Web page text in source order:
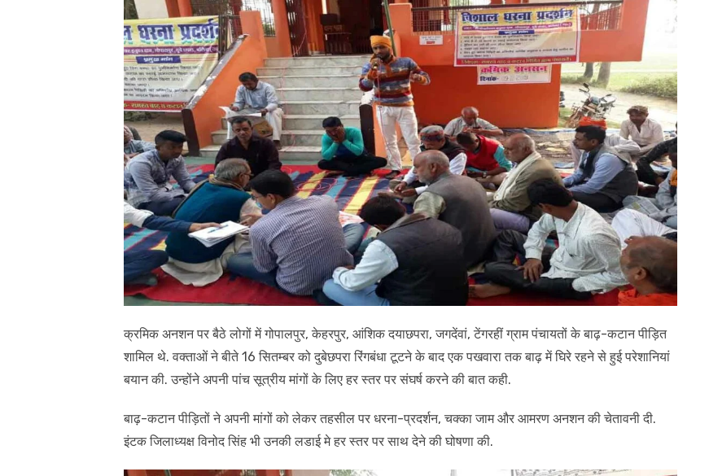
क्रमिक अनशन पर बैठे लोगों में गोपालपुर, केहरपुर, आंशिक दयाछपरा, जगदेंवां, टेंगरहीं ग्राम पंचायतों के बाढ़-कटान पीड़ित
शामिल थे. वक्ताओं ने बीते 16 सितम्बर को दुबेछपरा रिंगबंधा टूटने के बाद एक पखवारा तक बाढ़ में घिरे रहने से हुई परेशानियां
बयान की. उन्होंने अपनी पांच सूत्रीय मांगों के लिए हर स्तर पर संघर्ष करने की बात कही.
बाढ़-कटान पीड़ितों ने अपनी मांगों को लेकर तहसील पर धरना-प्रदर्शन, चक्का जाम और आमरण अनशन की चेतावनी दी.
इंटक जिलाध्यक्ष विनोद सिंह भी उनकी लडाई मे हर स्तर पर साथ देने की घोषणा की.